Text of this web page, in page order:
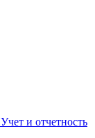
Учет и отчетность